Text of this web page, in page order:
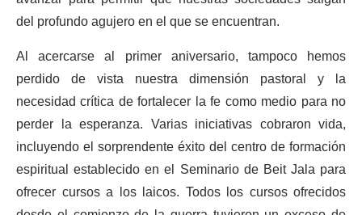
del profundo agujero en el que se encuentran.
Al acercarse al primer aniversario, tampoco hemos
perdido de vista nuestra dimensión pastoral y la
necesidad crítica de fortalecer la fe como medio para no
perder la esperanza. Varias iniciativas cobraron vida,
incluyendo el sorprendente éxito del centro de formación
espiritual establecido en el Seminario de Beit Jala para
ofrecer cursos a los laicos. Todos los cursos ofrecidos